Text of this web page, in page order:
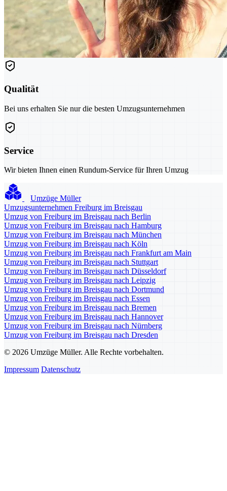
Qualität
Bei uns erhalten Sie nur die besten Umzugsunternehmen
Service
Wir bieten Ihnen einen Rundum-Service für Ihren Umzug
Umzüge Müller
Umzugsunternehmen Freiburg im Breisgau
Umzug von Freiburg im Breisgau nach Berlin
Umzug von Freiburg im Breisgau nach Hamburg
Umzug von Freiburg im Breisgau nach München
Umzug von Freiburg im Breisgau nach Köln
Umzug von Freiburg im Breisgau nach Frankfurt am Main
Umzug von Freiburg im Breisgau nach Stuttgart
Umzug von Freiburg im Breisgau nach Düsseldorf
Umzug von Freiburg im Breisgau nach Leipzig
Umzug von Freiburg im Breisgau nach Dortmund
Umzug von Freiburg im Breisgau nach Essen
Umzug von Freiburg im Breisgau nach Bremen
Umzug von Freiburg im Breisgau nach Hannover
Umzug von Freiburg im Breisgau nach Nürnberg
Umzug von Freiburg im Breisgau nach Dresden
© 2026 Umzüge Müller. Alle Rechte vorbehalten.
Impressum Datenschutz